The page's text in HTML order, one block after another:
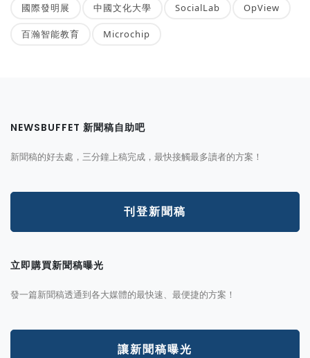
國際發明展 中國文化大學 SocialLab OpView
百瀚智能教育 Microchip
NEWSBUFFET 新聞稿自助吧
新聞稿的好去處，三分鐘上稿完成，最快接觸最多讀者的方案！
刊登新聞稿
立即購買新聞稿曝光
發一篇新聞稿透通到各大媒體的最快速、最便捷的方案！
讓新聞稿曝光